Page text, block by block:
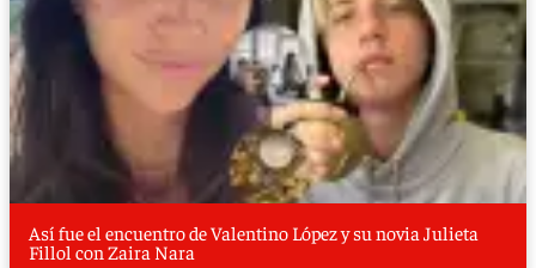
Así fue el encuentro de Valentino López y su novia Julieta
Fillol con Zaira Nara